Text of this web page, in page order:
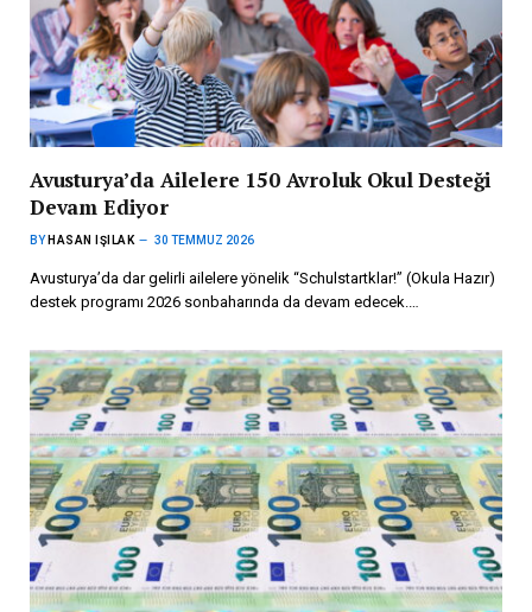
Avusturya’da Ailelere 150 Avroluk Okul Desteği
Devam Ediyor
BY HASAN IŞILAK 30 TEMMUZ 2026
Avusturya’da dar gelirli ailelere yönelik “Schulstartklar!” (Okula Hazır)
destek programı 2026 sonbaharında da devam edecek.…